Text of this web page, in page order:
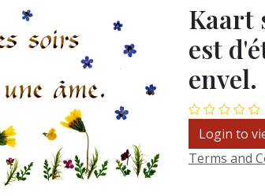
Kaart
est
envel.
Login to
Terms and